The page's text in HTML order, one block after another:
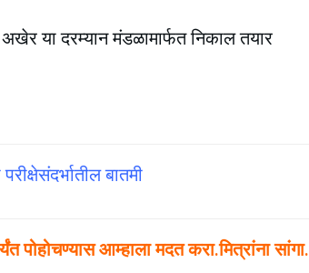
या दरम्यान मंडळामार्फत निकाल तयार
बातमी
आम्हाला मदत करा.मित्रांना सांगा.